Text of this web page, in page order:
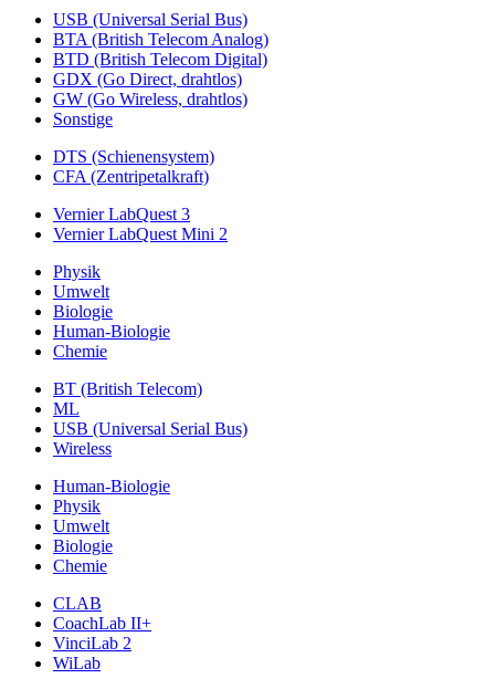
USB (Universal Serial Bus)
BTA (British Telecom Analog)
BTD (British Telecom Digital)
GDX (Go Direct, drahtlos)
GW (Go Wireless, drahtlos)
Sonstige
DTS (Schienensystem)
CFA (Zentripetalkraft)
Vernier LabQuest 3
Vernier LabQuest Mini 2
Physik
Umwelt
Biologie
Human-Biologie
Chemie
BT (British Telecom)
ML
USB (Universal Serial Bus)
Wireless
Human-Biologie
Physik
Umwelt
Biologie
Chemie
CLAB
CoachLab II+
VinciLab 2
WiLab